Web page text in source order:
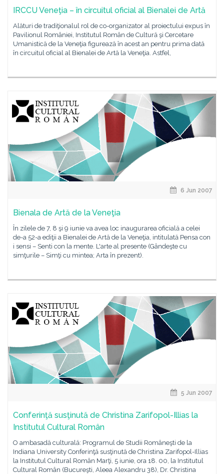
IRCCU Veneţia – în circuitul oficial al Bienalei de Artă
Alături de tradiţionalul rol de co-organizator al proiectului expus în
Pavilionul României, Institutul Român de Cultură şi Cercetare
Umanistică de la Veneţia figurează în acest an pentru prima dată
în circuitul oficial al Bienalei de Artă la Veneţia. Astfel,
6 Jun 2007
Bienala de Artă de la Veneţia
În zilele de 7, 8 şi 9 iunie va avea loc inaugurarea oficială a celei
de-a 52-a ediţii a Bienalei de Artă de la Veneţia, intitulată Pensa con
i sensi – Senti con la mente. L'arte al presente (Gândeşte cu
simţurile – Simţi cu mintea; Arta în prezent).
5 Jun 2007
Conferinţă susţinută de Christina Zarifopol-Illias la
Institutul Cultural Român
O ambasadă culturală: Programul de Studii Româneşti de la
Indiana University Conferinţă susţinută de Christina Zarifopol-Illias
la Institutul Cultural Român Marţi, 5 iunie, ora 18. 00, la Institutul
Cultural Român (Bucureşti, Aleea Alexandru 38), Dr. Christina